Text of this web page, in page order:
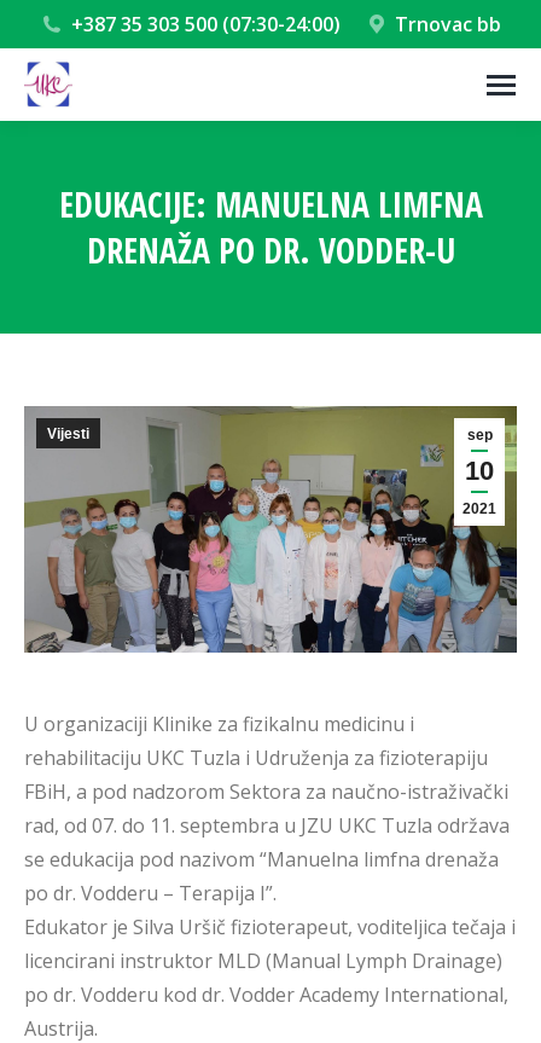
+387 35 303 500 (07:30-24:00) Trnovac bb
EDUKACIJE: MANUELNA LIMFNA
DRENAŽA PO DR. VODDER-U
sep
10
2021
Vijesti
U organizaciji Klinike za fizikalnu medicinu i
rehabilitaciju UKC Tuzla i Udruženja za fizioterapiju
FBiH, a pod nadzorom Sektora za naučno-istraživački
rad, od 07. do 11. septembra u JZU UKC Tuzla održava
se edukacija pod nazivom “Manuelna limfna drenaža
po dr. Vodderu – Terapija I”.
Edukator je Silva Uršič fizioterapeut, voditeljica tečaja i
licencirani instruktor MLD (Manual Lymph Drainage)
po dr. Vodderu kod dr. Vodder Academy International,
Austrija.